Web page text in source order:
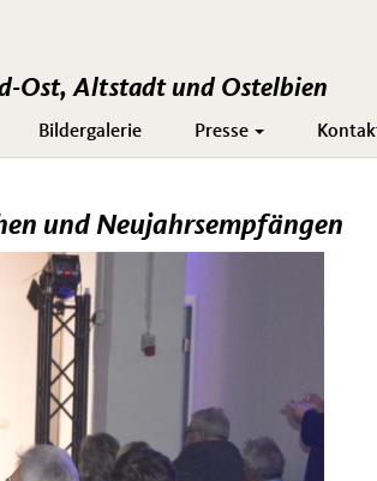
Ost, Altstadt und Ostelbien
Bildergalerie Presse
und Neujahrsempfängen